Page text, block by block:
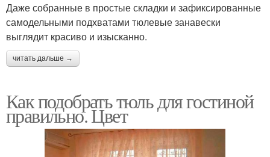
Тюль до подоконника
Тюль без рисунка
Даже собранные в простые складки и зафиксированные
самодельными подхватами тюлевые занавески
выглядит красиво и изысканно.
читать дальше →
Как подобрать тюль для гостиной
правильно. Цвет